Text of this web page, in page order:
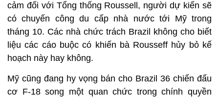
cảm đối với Tổng thống Roussell, người dự kiến sẽ
có chuyến công du cấp nhà nước tới Mỹ trong
tháng 10. Các nhà chức trách Brazil không cho biết
liệu các cáo buộc có khiến bà Rousseff hủy bỏ kế
hoạch này hay không.
Mỹ cũng đang hy vọng bán cho Brazil 36 chiến đấu
cơ F-18 song một quan chức trong chính quyền